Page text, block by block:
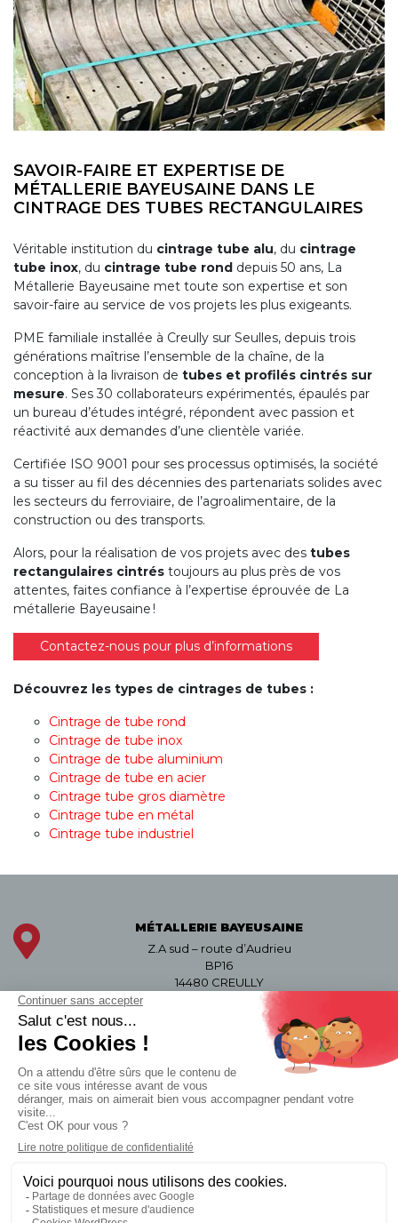
SAVOIR-FAIRE ET EXPERTISE DE
MÉTALLERIE BAYEUSAINE DANS LE
CINTRAGE DES TUBES RECTANGULAIRES
Véritable institution du cintrage tube alu, du cintrage
tube inox, du cintrage tube rond depuis 50 ans, La
Métallerie Bayeusaine met toute son expertise et son
savoir-faire au service de vos projets les plus exigeants.
PME familiale installée à Creully sur Seulles, depuis trois
générations maîtrise l’ensemble de la chaîne, de la
conception à la livraison de tubes et profilés cintrés sur
mesure. Ses 30 collaborateurs expérimentés, épaulés par
un bureau d’études intégré, répondent avec passion et
réactivité aux demandes d’une clientèle variée.
Certifiée ISO 9001 pour ses processus optimisés, la société
a su tisser au fil des décennies des partenariats solides avec
les secteurs du ferroviaire, de l’agroalimentaire, de la
construction ou des transports.
Alors, pour la réalisation de vos projets avec des tubes
rectangulaires cintrés toujours au plus près de vos
attentes, faites confiance à l’expertise éprouvée de La
métallerie Bayeusaine !
Contactez-nous pour plus d’informations
Découvrez les types de cintrages de tubes :
Cintrage de tube rond
Cintrage de tube inox
Cintrage de tube aluminium
Cintrage de tube en acier
Cintrage tube gros diamètre
Cintrage tube en métal
Cintrage tube industriel
MÉTALLERIE BAYEUSAINE
Z.A sud – route d’Audrieu
BP16
14480 CREULLY
APPELEZ-NOUS
02 31 29 31 00
Du lundi au vendredi
de 8h-12h30 et de 13h à 18h
Contactez-nous par mail
Suivez-nous sur LinkedIn
Plan du site